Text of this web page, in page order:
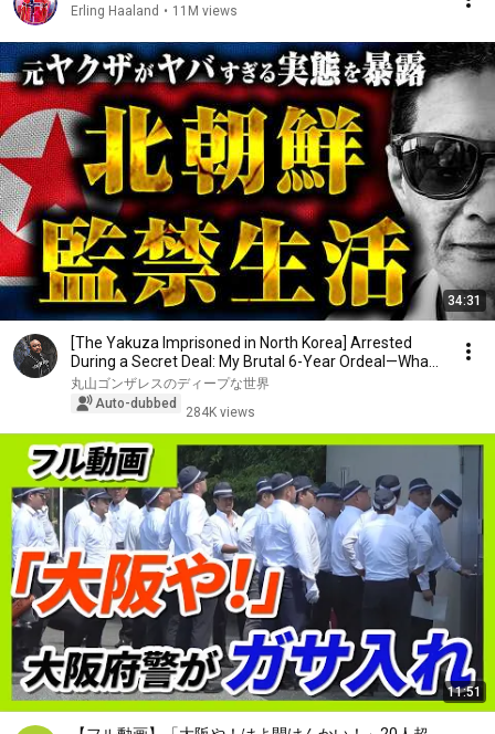
Erling Haaland • 11M views
34:31
[The Yakuza Imprisoned in North Korea] Arrested
During a Secret Deal: My Brutal 6-Year Ordeal—Wha...
丸山ゴンザレスのディープな世界
Auto-dubbed
284K views
11:51